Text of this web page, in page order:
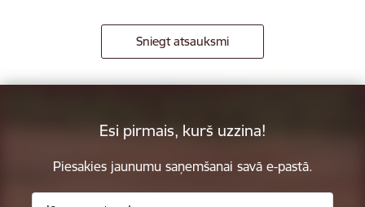
Sniegt atsauksmi
Esi pirmais, kurš uzzina!
Piesakies jaunumu saņemšanai savā e-pastā.